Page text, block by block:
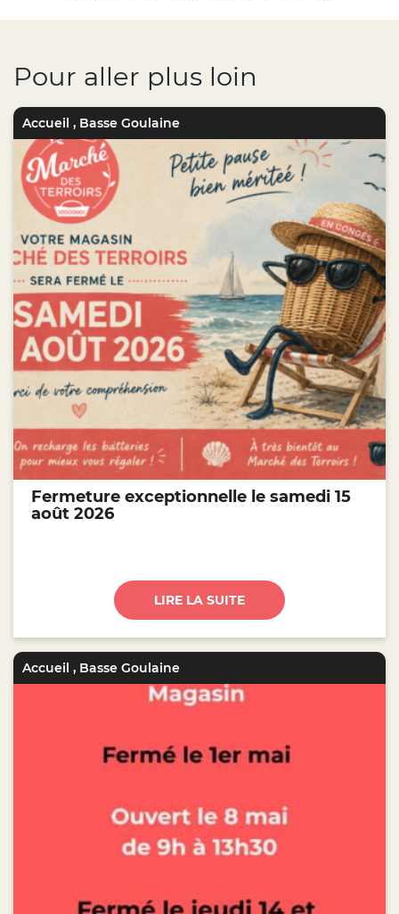
Pour aller plus loin
Accueil , Basse Goulaine
Fermeture exceptionnelle le samedi 15
août 2026
LIRE LA SUITE
Accueil , Basse Goulaine